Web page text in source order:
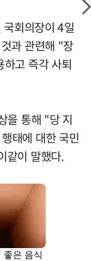
회의장이 4일
과 관련해 "장
고 즉각 사퇴
을 통해 "당 지
태에 대한 국민
같이 말했다.